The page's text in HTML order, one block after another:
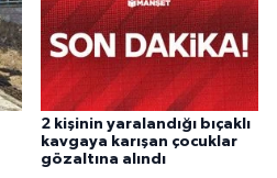
2 kişinin yaralandığı bıçaklı
kavgaya karışan çocuklar
gözaltına alındı